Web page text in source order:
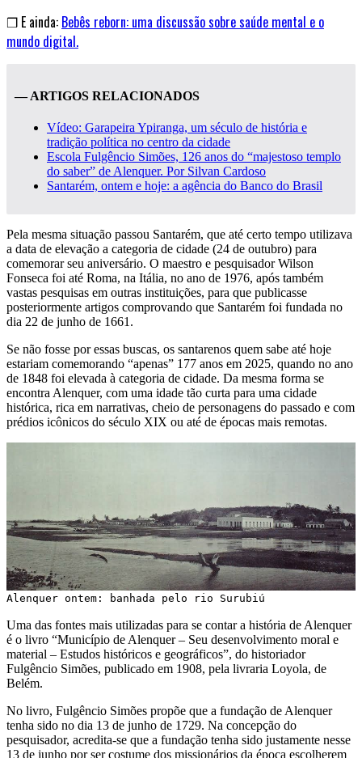
❒ E ainda: Bebês reborn: uma discussão sobre saúde mental e o
mundo digital.
— ARTIGOS RELACIONADOS
Vídeo: Garapeira Ypiranga, um século de história e
tradição política no centro da cidade
Escola Fulgêncio Simões, 126 anos do “majestoso templo
do saber” de Alenquer. Por Silvan Cardoso
Santarém, ontem e hoje: a agência do Banco do Brasil
Pela mesma situação passou Santarém, que até certo tempo utilizava
a data de elevação a categoria de cidade (24 de outubro) para
comemorar seu aniversário. O maestro e pesquisador Wilson
Fonseca foi até Roma, na Itália, no ano de 1976, após também
vastas pesquisas em outras instituições, para que publicasse
posteriormente artigos comprovando que Santarém foi fundada no
dia 22 de junho de 1661.
Se não fosse por essas buscas, os santarenos quem sabe até hoje
estariam comemorando “apenas” 177 anos em 2025, quando no ano
de 1848 foi elevada à categoria de cidade. Da mesma forma se
encontra Alenquer, com uma idade tão curta para uma cidade
histórica, rica em narrativas, cheio de personagens do passado e com
prédios icônicos do século XIX ou até de épocas mais remotas.
Alenquer ontem: banhada pelo rio Surubiú
Uma das fontes mais utilizadas para se contar a história de Alenquer
é o livro “Município de Alenquer – Seu desenvolvimento moral e
material – Estudos históricos e geográficos”, do historiador
Fulgêncio Simões, publicado em 1908, pela livraria Loyola, de
Belém.
No livro, Fulgêncio Simões propõe que a fundação de Alenquer
tenha sido no dia 13 de junho de 1729. Na concepção do
pesquisador, acredita-se que a fundação tenha sido justamente nesse
13 de junho por ser costume dos missionários da época escolherem